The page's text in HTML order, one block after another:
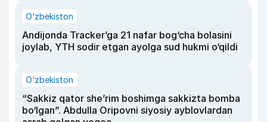
O‘zbekiston
Andijonda Tracker’ga 21 nafar bog‘cha bolasini
joylab, YTH sodir etgan ayolga sud hukmi o‘qildi
O‘zbekiston
“Sakkiz qator she’rim boshimga sakkizta bomba
bo‘lgan”. Abdulla Oripovni siyosiy ayblovlardan